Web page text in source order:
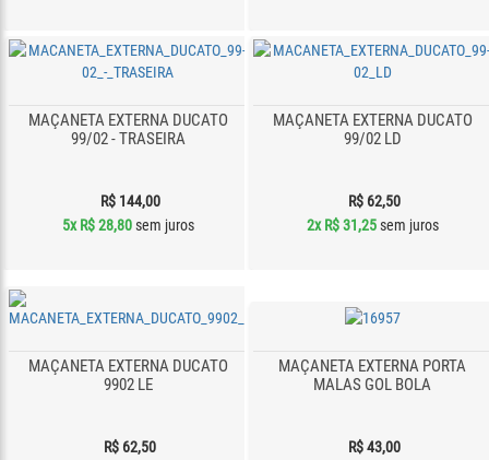
MAÇANETA EXTERNA DUCATO
99/02 - TRASEIRA
R$ 144,00
5x R$ 28,80sem juros
MAÇANETA EXTERNA DUCATO
99/02 LD
R$ 62,50
2x R$ 31,25sem juros
MAÇANETA EXTERNA DUCATO
9902 LE
R$ 62,50
MAÇANETA EXTERNA PORTA
MALAS GOL BOLA
R$ 43,00